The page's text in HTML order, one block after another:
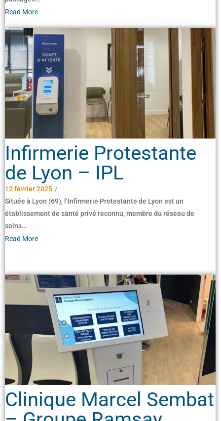
Read More
Infirmerie Protestante
de Lyon – IPL
12 février 2025 /
Située à Lyon (69), l’Infirmerie Protestante de Lyon est un
établissement de santé privé reconnu, membre du réseau de
soins...
Read More
Clinique Marcel Sembat